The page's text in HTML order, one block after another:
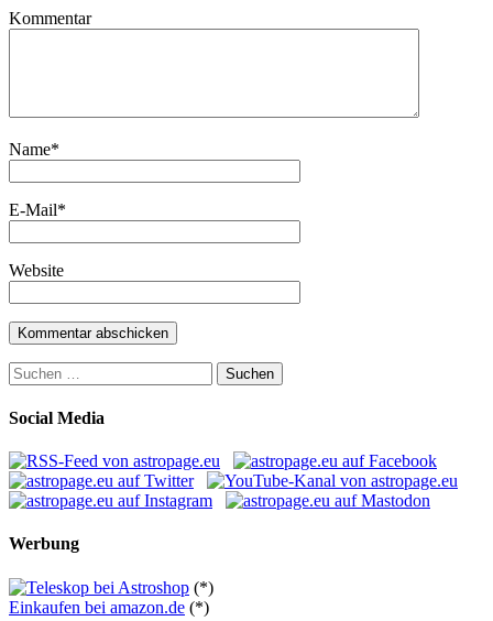
Kommentar
Name*
E-Mail*
Website
Suchen
nach:
Social Media
Werbung
(*)
Einkaufen bei amazon.de (*)